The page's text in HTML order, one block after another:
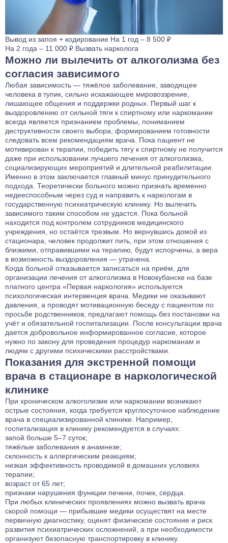
Вывод из запоя + кодирование На 1 год – 8 500 ₽
На 2 года – 11 000 ₽ Вызвать нарколога
Можно ли вылечить от алкоголизма без
согласия зависимого
Любая зависимость — тяжёлое заболевание, заводящее
человека в тупик, сильно искажающее мировоззрение,
лишающее общения и поддержки родных. Первый шаг к
выздоровлению от сильной тяги к спиртному или наркомании
всегда является признанием проблемы, пониманием
деструктивности своего выбора, формированием готовности
следовать всем рекомендациям врача. Пока пациент не
мотивирован к терапии, победить тягу к спиртному не получится
даже при использовании лучшего лечения от алкоголизма,
социализирующих мероприятий и длительной реабилитации.
Именно в этом заключается главный минус принудительного
подхода. Теоретически больного можно признать временно
недееспособным через суд и направить к наркологам в
государственную психиатрическую клинику. Но вылечить
зависимого таким способом не удастся. Пока больной
находится под контролем сотрудников медицинского
учреждения, но остаётся трезвым. Но вернувшись домой из
стационара, человек продолжит пить, при этом отношения с
близкими, отправившими на терапию, будут испорчены, а вера
в возможность выздоровления — утрачена.
Когда больной отказывается записаться на приём, для
организации лечения от алкоголизма в Новокубанске на базе
платного центра «Первая наркология» используется
психологическая интервенция врача. Медики не оказывают
давления, а проводят мотивационную беседу с пациентом по
просьбе родственников, предлагают помощь без постановки на
учёт и обязательной госпитализации. После консультации врача
дается добровольное информированное согласие, которое
нужно по закону для проведения процедур наркоманам и
людям с другими психическими расстройствами.
Показания для экстренной помощи
врача в стационаре в наркологической
клинике
При хроническом алкоголизме или наркомании возникают
острые состояния, когда требуется круглосуточное наблюдение
врача в специализированной клинике. Например,
госпитализация в клинику рекомендуется в случаях:
запой больше 5–7 суток;
тяжёлые заболевания в анамнезе;
склонность к аллергическим реакциям;
низкая эффективность проводимой в домашних условиях
терапии;
возраст от 65 лет;
признаки нарушения функции печени, почек, сердца.
При любых клинических проявлениях можно вызвать врача
скорой помощи — прибывшие медики осуществят на месте
первичную диагностику, оценят физическое состояние и риск
развития психиатрических осложнений, а при необходимости
организуют безопасную транспортировку в клинику.